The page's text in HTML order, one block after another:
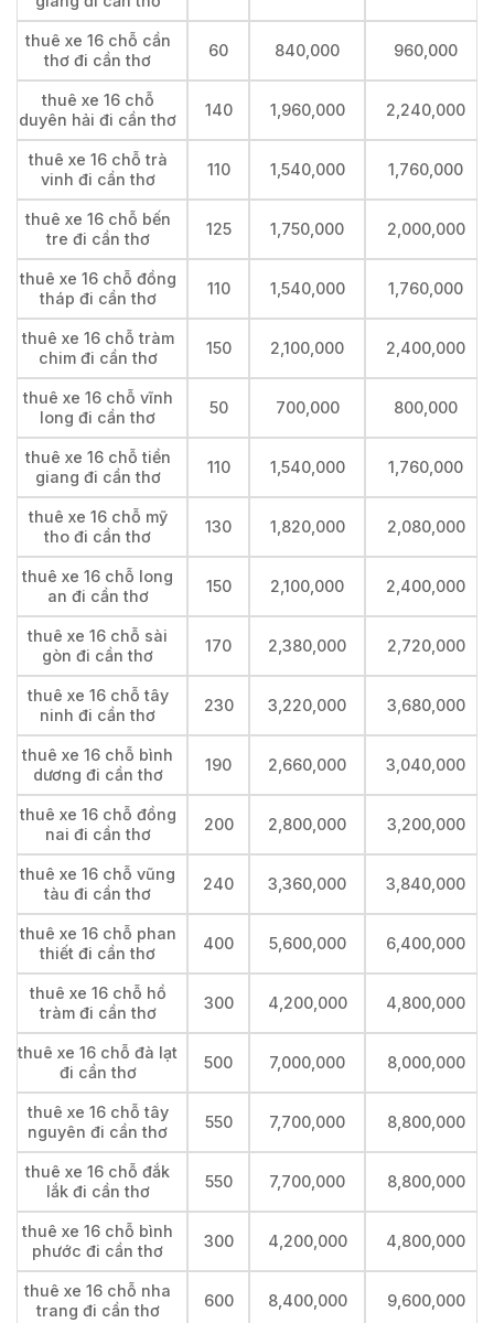
thuê xe 16 chỗ cần
thơ đi cần thơ
60 840,000 960,000
thuê xe 16 chỗ
duyên hải đi cần thơ
140 1,960,000 2,240,000
thuê xe 16 chỗ trà
vinh đi cần thơ
110 1,540,000 1,760,000
thuê xe 16 chỗ bến
tre đi cần thơ
125 1,750,000 2,000,000
thuê xe 16 chỗ đồng
tháp đi cần thơ
110 1,540,000 1,760,000
thuê xe 16 chỗ tràm
chim đi cần thơ
150 2,100,000 2,400,000
thuê xe 16 chỗ vĩnh
long đi cần thơ
50 700,000 800,000
thuê xe 16 chỗ tiền
giang đi cần thơ
110 1,540,000 1,760,000
thuê xe 16 chỗ mỹ
tho đi cần thơ
130 1,820,000 2,080,000
thuê xe 16 chỗ long
an đi cần thơ
150 2,100,000 2,400,000
thuê xe 16 chỗ sài
gòn đi cần thơ
170 2,380,000 2,720,000
thuê xe 16 chỗ tây
ninh đi cần thơ
230 3,220,000 3,680,000
thuê xe 16 chỗ bình
dương đi cần thơ
190 2,660,000 3,040,000
thuê xe 16 chỗ đồng
nai đi cần thơ
200 2,800,000 3,200,000
thuê xe 16 chỗ vũng
tàu đi cần thơ
240 3,360,000 3,840,000
thuê xe 16 chỗ phan
thiết đi cần thơ
400 5,600,000 6,400,000
thuê xe 16 chỗ hồ
tràm đi cần thơ
300 4,200,000 4,800,000
thuê xe 16 chỗ đà lạt
đi cần thơ
500 7,000,000 8,000,000
thuê xe 16 chỗ tây
nguyên đi cần thơ
550 7,700,000 8,800,000
thuê xe 16 chỗ đắk
lắk đi cần thơ
550 7,700,000 8,800,000
thuê xe 16 chỗ bình
phước đi cần thơ
300 4,200,000 4,800,000
thuê xe 16 chỗ nha
trang đi cần thơ
600 8,400,000 9,600,000